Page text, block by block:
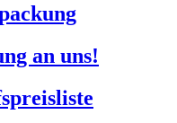
an uns!